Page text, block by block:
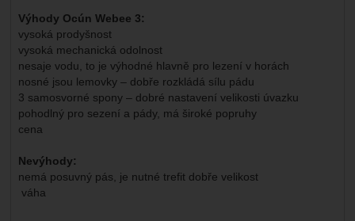
Výhody Ocún Webee 3:
vysoká prodyšnost
vysoká mechanická odolnost
nesaje vodu, to je výhodné hlavně pro lezení v horách
nosné jsou lemovky – dobře rozkládá sílu pádu
3 samosvorné spony – dobré nastavení velikosti úvazku
pohodlný pro sezení a pády, má široké popruhy
cena
Nevýhody:
nemá posuvný pás, je nutné trefit dobře velikost
váha